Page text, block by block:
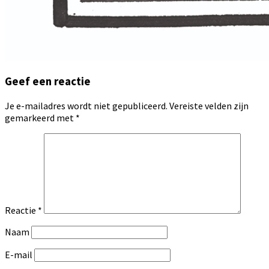
Geef een reactie
Je e-mailadres wordt niet gepubliceerd. Vereiste velden zijn
gemarkeerd met *
Reactie *
Naam
E-mail